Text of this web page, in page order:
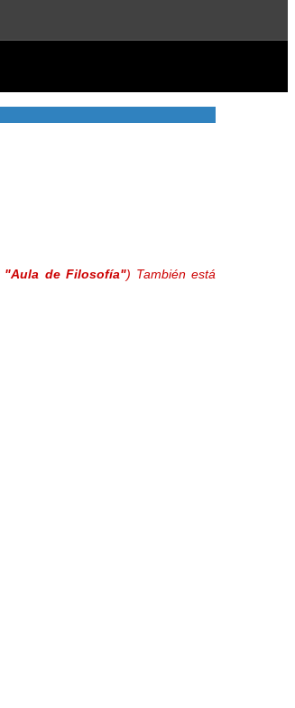
"Aula de Filosofía") También está